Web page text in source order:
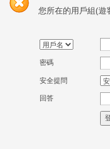
您所在的用戶組(遊
密碼
安全提問
回答